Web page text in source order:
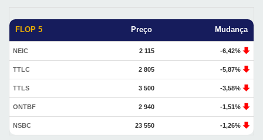
FLOP 5 Preço Mudança
NEIC 2 115 -6,42%
TTLC 2 805 -5,87%
TTLS 3 500 -3,58%
ONTBF 2 940 -1,51%
NSBC 23 550 -1,26%